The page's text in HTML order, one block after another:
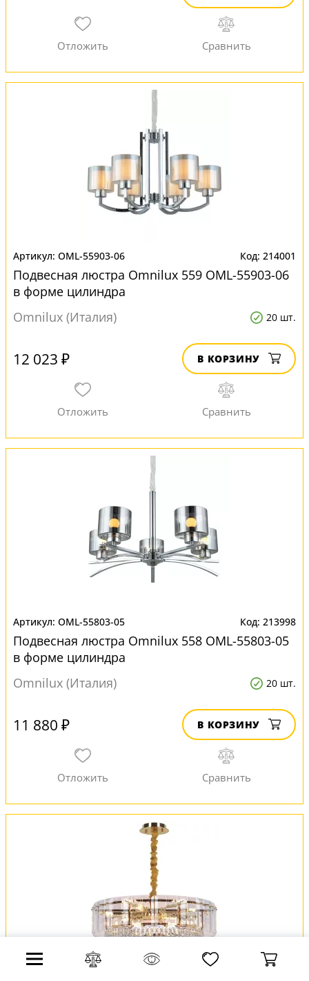
OML-55903-06 214001
Подвесная люстра Omnilux 559 OML-55903-06
в форме цилиндра
Omnilux (Италия)
20 шт.
12 023 ₽ В КОРЗИНУ
OML-55803-05 213998
Подвесная люстра Omnilux 558 OML-55803-05
в форме цилиндра
Omnilux (Италия)
20 шт.
11 880 ₽ В КОРЗИНУ